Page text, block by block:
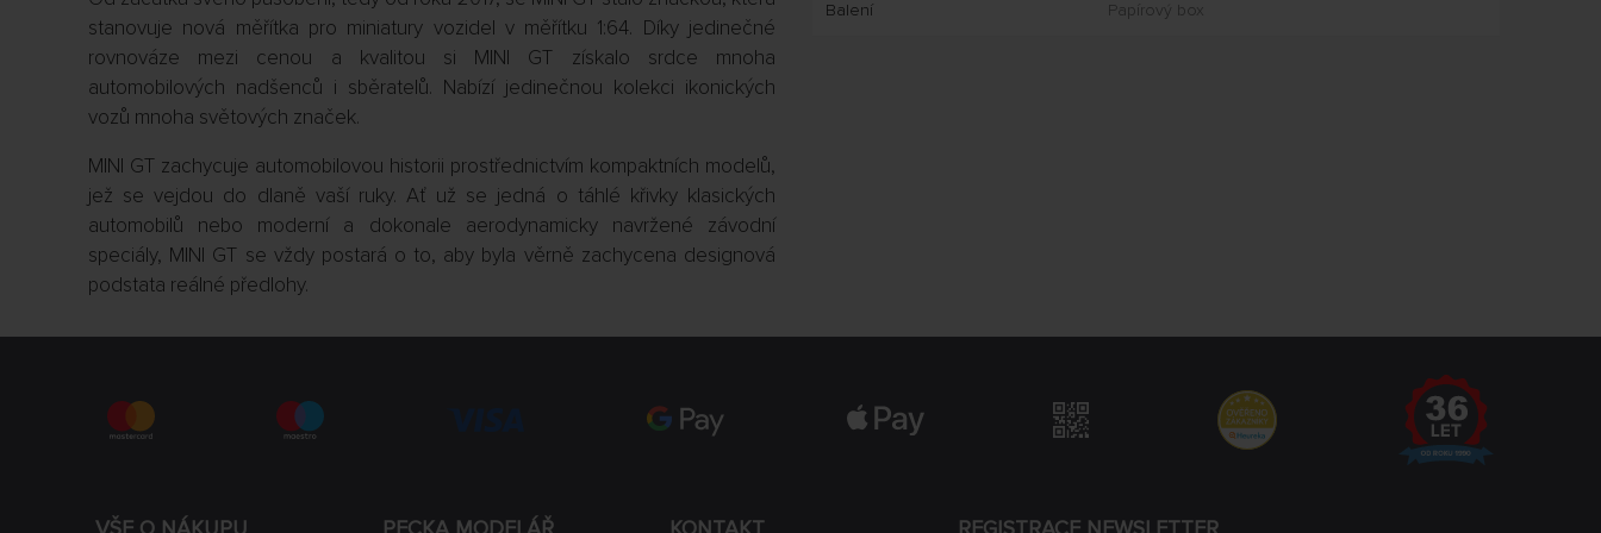
stanovuje nová měřítka pro miniatury vozidel v měřítku 1:64. Díky jedinečné
rovnováze mezi cenou a kvalitou si MINI GT získalo srdce mnoha
automobilových nadšenců i sběratelů. Nabízí jedinečnou kolekci ikonických
vozů mnoha světových značek.
MINI GT zachycuje automobilovou historii prostřednictvím kompaktních modelů,
jež se vejdou do dlaně vaší ruky. Ať už se jedná o táhlé křivky klasických
automobilů nebo moderní a dokonale aerodynamicky navržené závodní
speciály, MINI GT se vždy postará o to, aby byla věrně zachycena designová
podstata reálné předlohy.
Balení Papírový box